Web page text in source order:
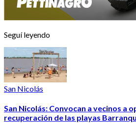
Seguí leyendo
San Nicolás
San Nicolás: Convocan a vecinos a
recuperación de las playas